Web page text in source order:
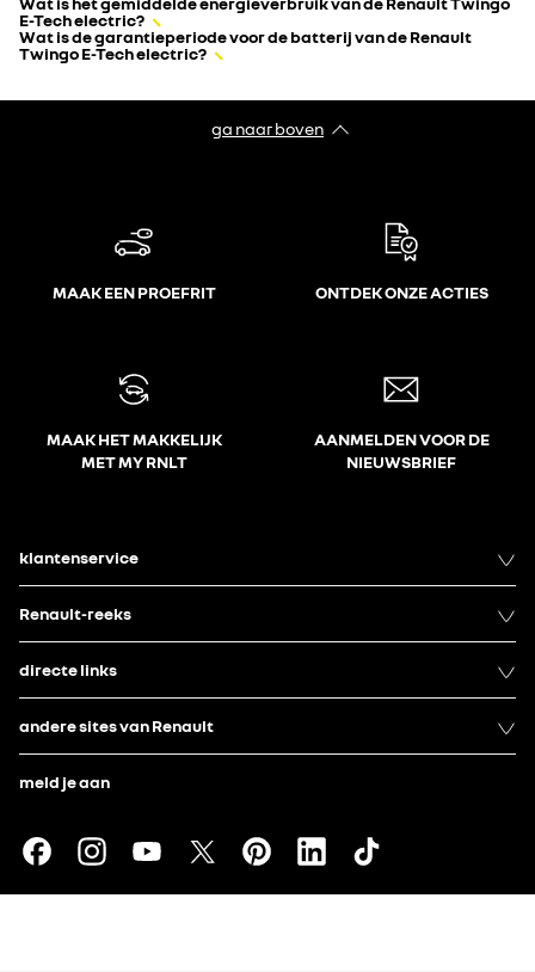
E-Tech electric?
Wat is de garantieperiode voor de batterij van de Renault
Twingo E-Tech electric?
ga naar boven
MAAK EEN PROEFRIT ONTDEK ONZE ACTIES
MAAK HET MAKKELIJK
MET MY RNLT
AANMELDEN VOOR DE
NIEUWSBRIEF
klantenservice
Renault-reeks
directe links
andere sites van Renault
meld je aan